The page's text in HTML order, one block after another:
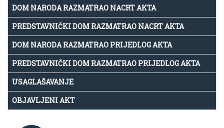
DOM NARODA RAZMATRAO NACRT AKTA
PREDSTAVNIČKI DOM RAZMATRAO NACRT AKTA
DOM NARODA RAZMATRAO PRIJEDLOG AKTA
PREDSTAVNIČKI DOM RAZMATRAO PRIJEDLOG AKTA
USAGLAŠAVANJE
OBJAVLJENI AKT